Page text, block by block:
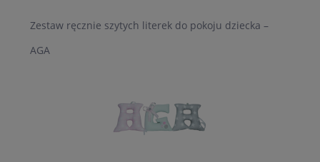
Zestaw ręcznie szytych literek do pokoju dziecka –
AGA